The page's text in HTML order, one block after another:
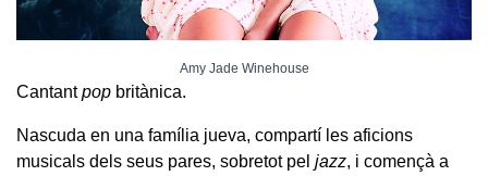
Amy Jade Winehouse
Cantantpop britànica.
Nascuda en una família jueva, compartí les aficions
musicals dels seus pares, sobretot pel jazz, i començà a